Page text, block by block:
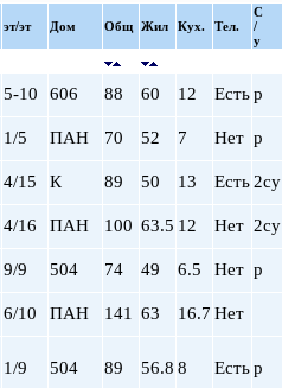
Звенигородская
Кировский завод
Крестовский о-в
Ленинский пр.
Лиговский пр.
Ломоносовская
Московская
Нарвская
эт/эт Дом Общ Жил Кух. Тел.
С
/
у
5-10 606 88 60 12 Естьр
1/5 ПАН 70 52 7 Нет р
4/15 К 89 50 13 Есть 2су
4/16 ПАН 100 63.5 12 Нет 2су
9/9 504 74 49 6.5 Нет р
6/10 ПАН 141 63 16.7 Нет
1/9 504 89 56.8 8 Естьр